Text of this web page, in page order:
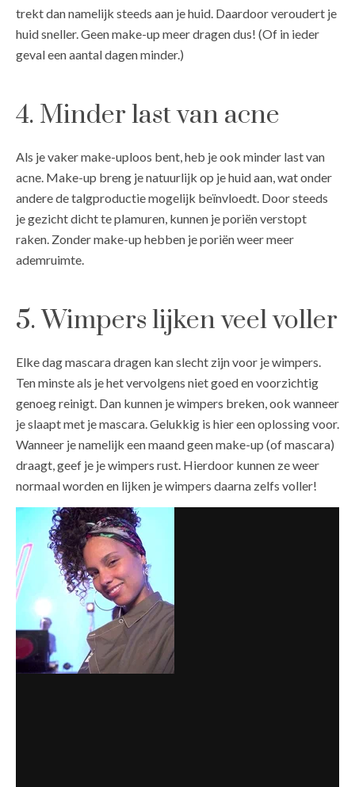
trekt dan namelijk steeds aan je huid. Daardoor veroudert je
huid sneller. Geen make-up meer dragen dus! (Of in ieder
geval een aantal dagen minder.)
4. Minder last van acne
Als je vaker make-uploos bent, heb je ook minder last van
acne. Make-up breng je natuurlijk op je huid aan, wat onder
andere de talgproductie mogelijk beïnvloedt. Door steeds
je gezicht dicht te plamuren, kunnen je poriën verstopt
raken. Zonder make-up hebben je poriën weer meer
ademruimte.
5. Wimpers lijken veel voller
Elke dag mascara dragen kan slecht zijn voor je wimpers.
Ten minste als je het vervolgens niet goed en voorzichtig
genoeg reinigt. Dan kunnen je wimpers breken, ook wanneer
je slaapt met je mascara. Gelukkig is hier een oplossing voor.
Wanneer je namelijk een maand geen make-up (of mascara)
draagt, geef je je wimpers rust. Hierdoor kunnen ze weer
normaal worden en lijken je wimpers daarna zelfs voller!